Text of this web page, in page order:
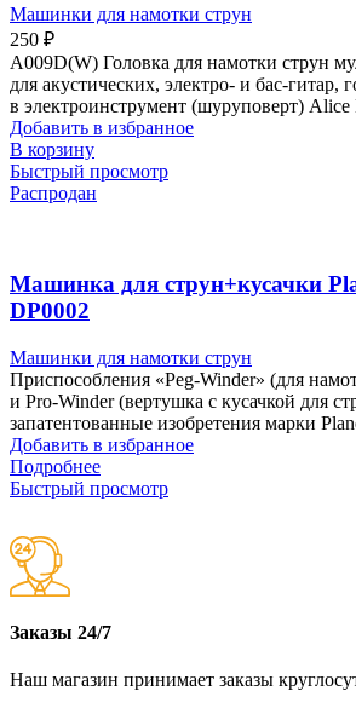
Машинки для намотки струн
250 ₽
A009D(W) Головка для намотки струн
для акустических, электро- и бас-гитар,
в электроинструмент (шуруповерт) Alice
Добавить в избранное
В корзину
Быстрый просмотр
Распродан
Машинка для струн+кусачки
DP0002
Машинки для намотки струн
Приспособления «Peg-Winder» (для
и Pro-Winder (вертушка с кусачкой для
запатентованные изобретения марки
Добавить в избранное
Подробнее
Быстрый просмотр
Заказы 24/7
Наш магазин принимает заказы